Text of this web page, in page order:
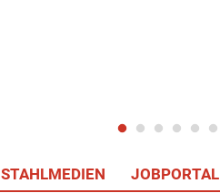
STAHLMEDIEN JOBPORTAL